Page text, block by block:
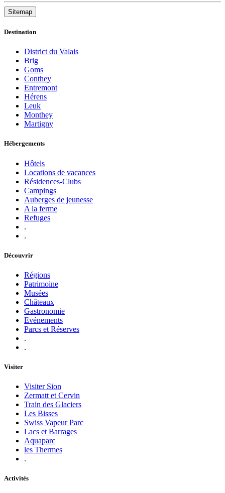
Sitemap
Destination
District du Valais
Brig
Goms
Conthey
Entremont
Hérens
Leuk
Monthey
Martigny
Hébergements
Hôtels
Locations de vacances
Résidences-Clubs
Campings
Auberges de jeunesse
A la ferme
Refuges
.
.
Découvrir
Régions
Patrimoine
Musées
Châteaux
Gastronomie
Evénements
Parcs et Réserves
.
.
Visiter
Visiter Sion
Zermatt et Cervin
Train des Glaciers
Les Bisses
Swiss Vapeur Parc
Lacs et Barrages
Aquaparc
les Thermes
.
Activités